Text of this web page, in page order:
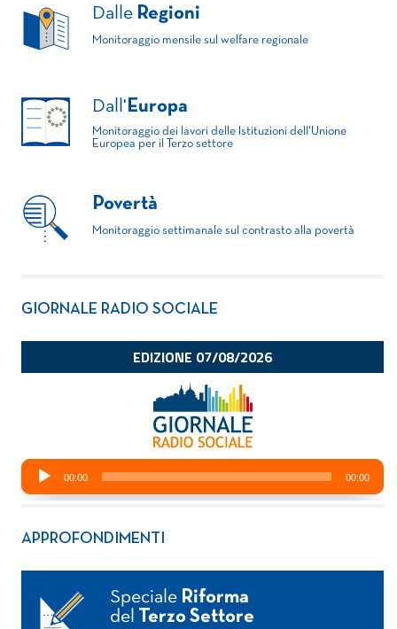
Dalle Regioni
Monitoraggio mensile sul welfare regionale
Dall' Europa
Monitoraggio dei lavori delle Istituzioni dell'Unione
Europea per il Terzo settore
Povertà
Monitoraggio settimanale sul contrasto alla povertà
GIORNALE RADIO SOCIALE
APPROFONDIMENTI
Speciale Riforma
del
Terzo Settore